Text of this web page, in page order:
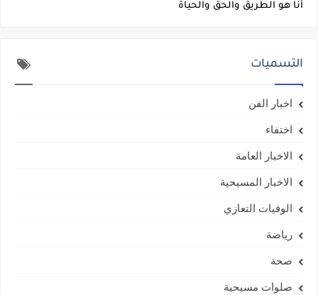
أنا هو الطريق والحق والحياة
التسميات
اخبار الفن
اختفاء
الاخبار العامة
الاخبار المسيحية
الوفيات التعازي
رياضة
صحة
صلوات مسيحية